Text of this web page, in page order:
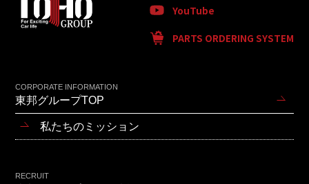
YouTube
PARTS ORDERING SYSTEM
CORPORATE INFORMATION
東邦グループTOP
私たちのミッション
RECRUIT